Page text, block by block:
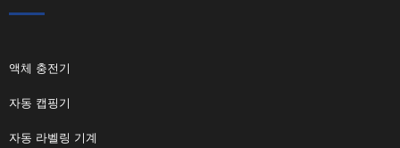
액체 충전기
자동 캡핑기
자동 라벨링 기계